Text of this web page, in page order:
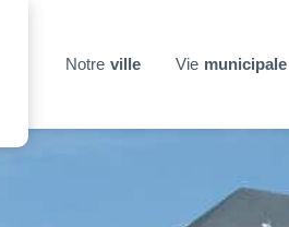
Notre ville Vie municipale